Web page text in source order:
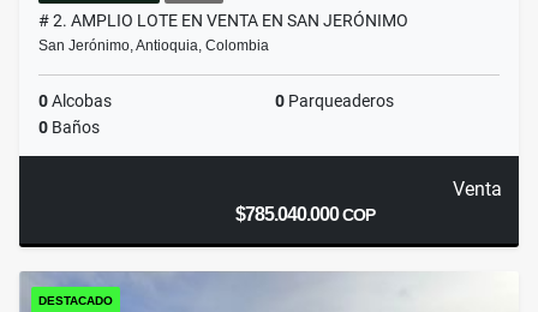
# 2. AMPLIO LOTE EN VENTA EN SAN JERÓNIMO
San Jerónimo, Antioquia, Colombia
0Alcobas 0 Parqueaderos
0 Baños
Venta
$785.040.000COP
DESTACADO